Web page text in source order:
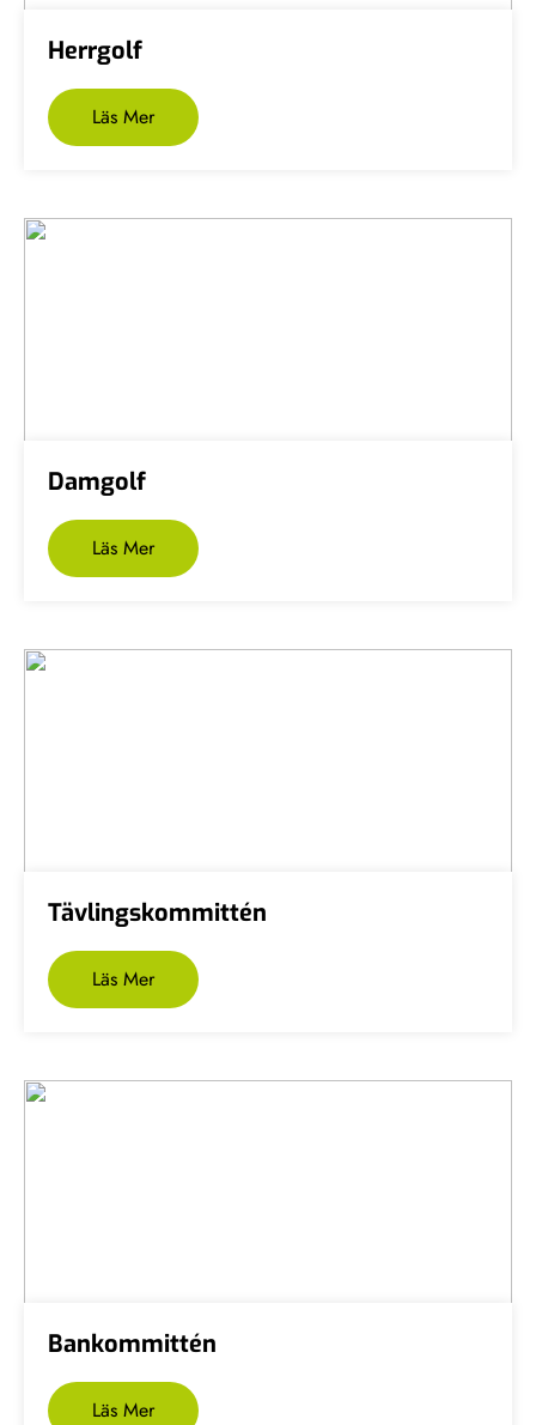
Herrgolf
Läs Mer
Damgolf
Läs Mer
Tävlingskommittén
Läs Mer
Bankommittén
Läs Mer